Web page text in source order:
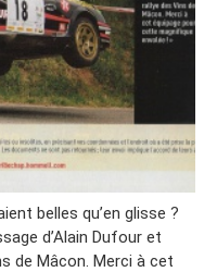
belles qu’en glisse ?
d’Alain Dufour et
de Mâcon. Merci à cet